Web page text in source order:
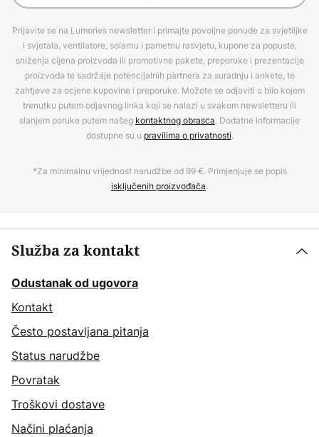
Prijavite se na Lumories newsletter i primajte povoljne ponude za svjetiljke
i svjetala, ventilatore, solarnu i pametnu rasvjetu, kupone za popuste,
sniženja cijena proizvoda ili promotivne pakete, preporuke i prezentacije
proizvoda te sadržaje potencijalnih partnera za suradnju i ankete, te
zahtjeve za ocjene kupovine i preporuke. Možete se odjaviti u bilo kojem
trenutku putem odjavnog linka koji se nalazi u svakom newsletteru ili
slanjem poruke putem našeg kontaktnog obrasca. Dodatne informacije
dostupne su u pravilima o privatnosti.
*Za minimalnu vrijednost narudžbe od 99 €. Primjenjuje se popis
isključenih proizvođača.
Služba za kontakt
Odustanak od ugovora
Kontakt
Često postavljana pitanja
Status narudžbe
Povratak
Troškovi dostave
Načini plaćanja